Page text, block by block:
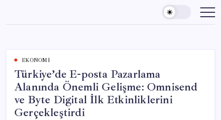
content
EKONOMI
Türkiye’de E-posta Pazarlama
Alanında Önemli Gelişme: Omnisend
ve Byte Digital İlk Etkinliklerini
Gerçekleştirdi